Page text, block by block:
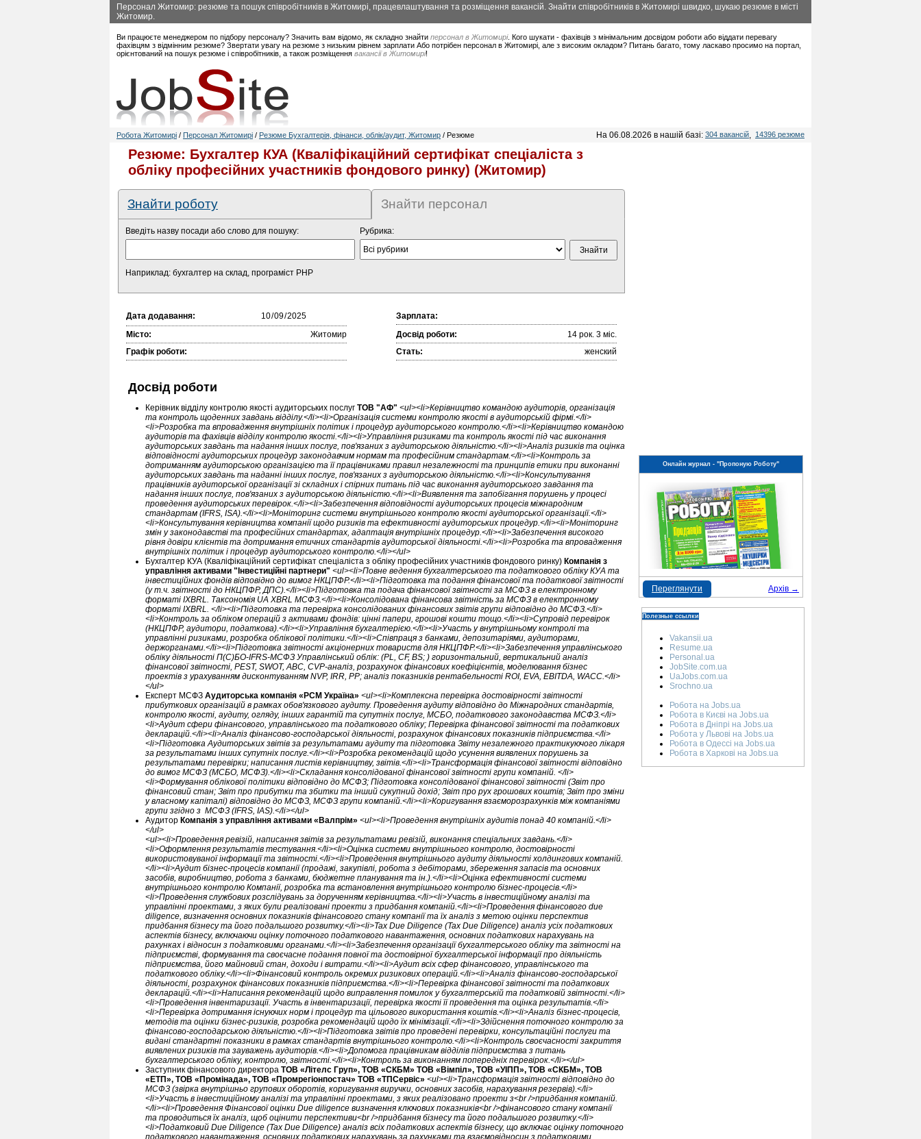
Персонал Житомир: резюме та пошук співробітників в Житомирі, працевлаштування та розміщення вакансій. Знайти співробітників в Житомирі швидко, шукаю резюме в місті
Житомир.
Ви працюєте менеджером по підбору персоналу? Значить вам відомо, як складно знайти персонал в Житомирі. Кого шукати - фахівців з мінімальним досвідом роботи або віддати перевагу
фахівцям з відмінним резюме? Звертати увагу на резюме з низьким рівнем зарплати Або потрібен персонал в Житомирі, але з високим окладом? Питань багато, тому ласкаво просимо на портал,
орієнтований на пошук резюме і співробітників, а також розміщення вакансії в Житомирі!
Робота Житомирі / Персонал Житомирі / Резюме Бухгалтерія, фінанси, облік/аудит, Житомир / Резюме На 06.08.2026 в нашій базі: 304 вакансій, 14396 резюме
Резюме: Бухгалтер КУА (Кваліфікаційний сертифікат спеціаліста з
обліку професійних участників фондового ринку) (Житомир)
Знайти роботу Знайти персонал
Введіть назву посади або слово для пошуку:
Наприклад: бухгалтер на склад, програміст PHP
Рубрика:
Дата додавання:
Зарплата:
Місто:
Житомир Досвід роботи:
14 рок. 3 міc.
Графік роботи:
Стать: женский
Досвід роботи
Керівник відділу контролю якості аудиторських послуг ТОВ "АФ" <ul><li>Керівництво командою аудиторів, організація
та контроль щоденних завдань відділу.</li><li>Організація системи контролю якості в аудиторській фірмі.</li>
<li>Розробка та впровадження внутрішніх політик і процедур аудиторського контролю.</li><li>Керівництво командою
аудиторів та фахівців відділу контролю якості.</li><li>Управління ризиками та контроль якості під час виконання
аудиторських завдань та надання інших послуг, пов'язаних з аудиторською діяльністю.</li><li>Аналіз ризиків та оцінка
відповідності аудиторських процедур законодавчим нормам та професійним стандартам.</li><li>Контроль за
дотриманням аудиторською організацією та її працівниками правил незалежності та принципів етики при виконанні
аудиторських завдань та наданні інших послуг, пов'язаних з аудиторською діяльністю.</li><li>Консультування
працівників аудиторської організації зі складних і спірних питань під час виконання аудиторського завдання та
надання інших послуг, пов'язаних з аудиторською діяльністю.</li><li>Виявлення та запобігання порушень у процесі
проведення аудиторських перевірок.</li><li>Забезпечення відповідності аудиторських процесів міжнародним
стандартам (IFRS, ISA).</li><li>Моніторинг системи внутрішнього контролю якості аудиторської організації.</li>
<li>Консультування керівництва компанії щодо ризиків та ефективності аудиторських процедур.</li><li>Моніторинг
змін у законодавстві та професійних стандартах, адаптація внутрішніх процедур.</li><li>Забезпечення високого
рівня довіри клієнтів та дотримання етичних стандартів аудиторської діяльності.</li><li>Розробка та впровадження
внутрішніх політик і процедур аудиторського контролю.</li></ul>
Бухгалтер КУА (Кваліфікаційний сертифікат спеціаліста з обліку професійних участників фондового ринку) Компанія з
управління активами "Інвестиційні партнери" <ul><li>Повне ведення бухгалтерського та податкового обліку КУА та
інвестиційних фондів відповідно до вимог НКЦПФР.</li><li>Підготовка та подання фінансової та податкової звітності
(у т.ч. звітності до НКЦПФР, ДПС).</li><li>Підготовка та подача фінансової звітності за МСФЗ в електронному
форматі IXBRL. Таксономія UA XBRL МСФЗ.</li><li>Консолідована фінансова звітність за МСФЗ в електронному
форматі IXBRL. </li><li>Підготовка та перевірка консолідованих фінансових звітів групи відповідно до МСФЗ.</li>
<li>Контроль за обліком операцій з активами фондів: цінні папери, грошові кошти тощо.</li><li>Супровід перевірок
(НКЦПФР, аудитори, податкова).</li><li>Управління бухгалтерією.</li><li>Участь у внутрішньому контролі та
управлінні ризиками, розробка облікової політики.</li><li>Співпраця з банками, депозитаріями, аудиторами,
держорганами.</li><li>Підготовка звітності акціонерних товариств для НКЦПФР.</li><li>Забезпечення управлінського
обліку діяльності П(С)БО-IFRS-МСФЗ Управлінський облік: (PL, CF, BS; ) горизонтальний, вертикальний аналіз
фінансової звітності, PEST, SWOT, АВС, СVP-аналіз, розрахунок фінансових коефіцієнтів, моделювання бізнес
проектів з урахуванням дисконтуванням NVP, IRR, PP; аналіз показників рентабельності ROI, EVA, EBITDA, WACC.</li>
</ul>
Експерт МСФЗ Аудиторська компанія «РСМ Україна» <ul><li>Комплексна перевірка достовірності звітності
прибуткових організацій в рамках обов'язкового аудиту. Проведення аудиту відповідно до Міжнародних стандартів,
контролю якості, аудиту, огляду, інших гарантій та супутніх послуг, МСБО, податкового законодавства МСФЗ.</li>
<li>Аудит сфери фінансового, управлінського та податкового обліку; Перевірка фінансової звітності та податкових
декларацій.</li><li>Аналіз фінансово-господарської діяльності, розрахунок фінансових показників підприємства.</li>
<li>Підготовка Аудиторських звітів за результатами аудиту та підготовка Звіту незалежного практикуючого лікаря
за результатами інших супутніх послуг.</li><li>Розробка рекомендацій щодо усунення виявлених порушень за
результатами перевірки; написання листів керівництву, звітів.</li><li>Трансформація фінансової звітності відповідно
до вимог МСФЗ (МСБО, МСФЗ).</li><li>Складання консолідованої фінансової звітності групи компаній. </li>
<li>Формування облікової політики відповідно до МСФЗ; Підготовка консолідованої фінансової звітності (Звіт про
фінансовий стан; Звіт про прибутки та збитки та інший сукупний дохід; Звіт про рух грошових коштів; Звіт про зміни
у власному капіталі) відповідно до МСФЗ, МСФЗ групи компаній.</li><li>Коригування взаєморозрахунків між компаніями
групи згідно з МСФЗ (IFRS, IAS).</li></ul>
Аудитор Компанія з управління активами «Валпрім» <ul><li>Проведення внутрішніх аудитів понад 40 компаній.</li>
</ul>
<ul><li>Проведення ревізій, написання звітів за результатами ревізій, виконання спеціальних завдань.</li>
<li>Оформлення результатів тестування.</li><li>Оцінка системи внутрішнього контролю, достовірності
використовуваної інформації та звітності.</li><li>Проведення внутрішнього аудиту діяльності холдингових компаній.
</li><li>Аудит бізнес-процесів компанії (продажі, закупівлі, робота з дебіторами, збереження запасів та основних
засобів, виробництво, робота з банками, бюджетне планування та ін.).</li><li>Оцінка ефективності системи
внутрішнього контролю Компанії, розробка та встановлення внутрішнього контролю бізнес-процесів.</li>
<li>Проведення службових розслідувань за дорученням керівництва.</li><li>Участь в інвестиційному аналізі та
управлінні проектами, з яких були реалізовані проекти з придбання компаній.</li><li>Проведення фінансового due
diligence, визначення основних показників фінансового стану компанії та їх аналіз з метою оцінки перспектив
придбання бізнесу та його подальшого розвитку.</li><li>Tax Due Diligence (Tax Due Diligence) аналіз усіх податкових
аспектів бізнесу, включаючи оцінку поточного податкового навантаження, основних податкових нарахувань на
рахунках і відносин з податковими органами.</li><li>Забезпечення організації бухгалтерського обліку та звітності на
підприємстві, формування та своєчасне подання повної та достовірної бухгалтерської інформації про діяльність
підприємства, його майновий стан, доходи і витрати.</li><li>Аудит всіх сфер фінансового, управлінського та
податкового обліку.</li><li>Фінансовий контроль окремих ризикових операцій.</li><li>Аналіз фінансово-господарської
діяльності, розрахунок фінансових показників підприємства.</li><li>Перевірка фінансової звітності та податкових
декларацій.</li><li>Написання рекомендацій щодо виправлення помилок у бухгалтерській та податковій звітності.</li>
<li>Проведення інвентаризації. Участь в інвентаризації, перевірка якості її проведення та оцінка результатів.</li>
<li>Перевірка дотримання існуючих норм і процедур та цільового використання коштів.</li><li>Аналіз бізнес-процесів,
методів та оцінки бізнес-ризиків, розробка рекомендацій щодо їх мінімізації.</li><li>Здійснення поточного контролю за
фінансово-господарською діяльністю.</li><li>Підготовка звітів про проведені перевірки, консультаційні послуги та
видані стандартні показники в рамках стандартів внутрішнього контролю.</li><li>Контроль своєчасності закриття
виявлених ризиків та зауважень аудиторів.</li><li>Допомога працівникам відділів підприємства з питань
бухгалтерського обліку, контролю, звітності.</li><li>Контроль за виконанням попередніх перевірок.</li></ul>
Заступник фінансового директора ТОВ «Літелс Груп», ТОВ «СКБМ» ТОВ «Вімпіл», ТОВ «УІПП», ТОВ «СКБМ», ТОВ
«ЕТП», ТОВ «Промінада», ТОВ «Промрегіонпостач» ТОВ «ТПСервіс» <ul><li>Трансформація звітності відповідно до
МСФЗ (звірка внутрішньо групових оборотів, коригування виручки, основних засобів, нарахування резервів).</li>
<li>Участь в інвестиційному аналізі та управлінні проектами, з яких реалізовано проекти з<br />придбання компаній.
</li><li>Проведення Фінансової оцінки Due diligence визначення ключових показників<br />фінансового стану компанії
та проводиться їх аналіз, щоб оцінити перспективи<br />придбання бізнесу та його подальшого розвитку.</li>
<li>Податковий Due Diligence (Tax Due Diligence) аналіз всіх податкових аспектів бізнесу, що включає оцінку поточного
Онлайн журнал - "Пропоную Роботу"
Архів →
Переглянути
Полезные ссылки
Vakansii.ua
Resume.ua
Personal.ua
JobSite.com.ua
UaJobs.com.ua
Srochno.ua
Робота на Jobs.ua
Робота в Києві на Jobs.ua
Робота в Дніпрі на Jobs.ua
Робота у Львові на Jobs.ua
Робота в Одессі на Jobs.ua
Робота в Харкові на Jobs.ua